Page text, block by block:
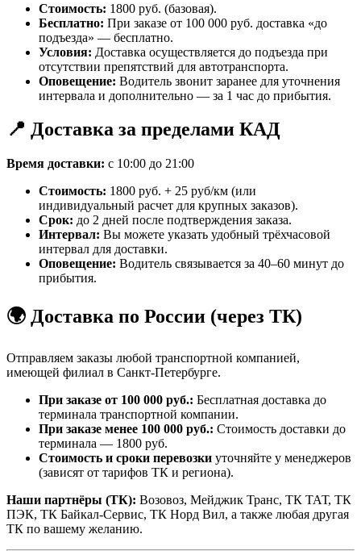
Стоимость: 1800 руб. (базовая).
Бесплатно: При заказе от 100 000 руб. доставка «до
подъезда» — бесплатно.
Условия: Доставка осуществляется до подъезда при
отсутствии препятствий для автотранспорта.
Оповещение: Водитель звонит заранее для уточнения
интервала и дополнительно — за 1 час до прибытия.
📍 Доставка за пределами КАД
Время доставки: с 10:00 до 21:00
Стоимость: 1800 руб. + 25 руб/км (или
индивидуальный расчет для крупных заказов).
Срок: до 2 дней после подтверждения заказа.
Интервал: Вы можете указать удобный трёхчасовой
интервал для доставки.
Оповещение: Водитель связывается за 40–60 минут до
прибытия.
🌍 Доставка по России (через ТК)
Отправляем заказы любой транспортной компанией,
имеющей филиал в Санкт-Петербурге.
При заказе от 100 000 руб.: Бесплатная доставка до
терминала транспортной компании.
При заказе менее 100 000 руб.: Стоимость доставки до
терминала — 1800 руб.
Стоимость и сроки перевозки уточняйте у менеджеров
(зависят от тарифов ТК и региона).
Наши партнёры (ТК): Возовоз, Мейджик Транс, ТК ТАТ, ТК
ПЭК, ТК Байкал-Сервис, ТК Норд Вил, а также любая другая
ТК по вашему желанию.